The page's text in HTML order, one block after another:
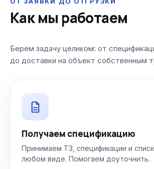
Как мы работаем
Берём задачу целиком: от
до доставки на объект собственным
Получаем спецификацию
Принимаем ТЗ, спецификации и
любом виде. Помогаем доуточнить.